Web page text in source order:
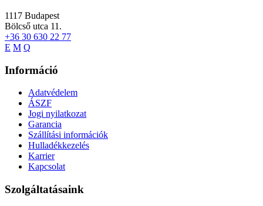
1117 Budapest
Bölcső utca 11.
+36 30 630 22 77
E M Q
Információ
Adatvédelem
ÁSZF
Jogi nyilatkozat
Garancia
Szállítási információk
Hulladékkezelés
Karrier
Kapcsolat
Szolgáltatásaink